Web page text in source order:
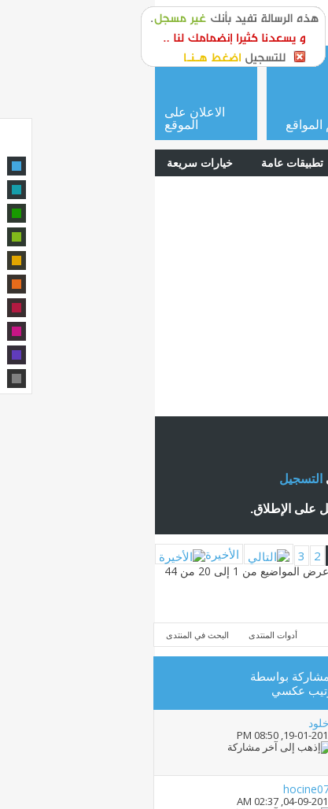
or login
تطبيقات عامة خيارات سريعة
الاعلان على
الموقع
التسجيل
على الإطلاق.
2
3 الأخيرة
عرض المواضيع من 1 إلى 20 من 44
أدوات المنتدى البحث في المنتدى
بواسطة
خلود
19-01-
08:50 PM
04-09-
02:37 AM